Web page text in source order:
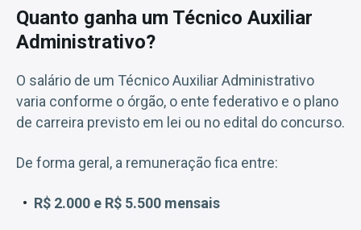
Quanto ganha um Técnico Auxiliar
Administrativo?
O salário de um Técnico Auxiliar Administrativo
varia conforme o órgão, o ente federativo e o plano
de carreira previsto em lei ou no edital do concurso.
De forma geral, a remuneração fica entre:
R$ 2.000 e R$ 5.500 mensais